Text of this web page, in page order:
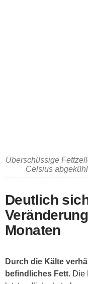
Überschüssige
Celsius
Deutlich
Monaten
Durch die Kälte
befindliches Fett. Die